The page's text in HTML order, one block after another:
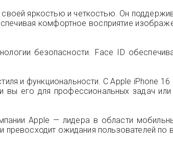
яркостью и четкостью. Он
комфортное восприятие
безопасности. Face ID
и функциональности. С Apple iPhone
вы его для профессиональных задач
Apple — лидера в области
ожидания пользователей по